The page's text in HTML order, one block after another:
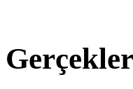
Gerçekler